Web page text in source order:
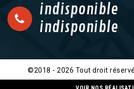
indisponible
indisponible
©2018 - 2026 Tout droit